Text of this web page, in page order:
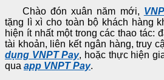
Chào đón xuân năm mới,
tặng lì xì cho toàn bộ khách hàng
hiện ít nhất một trong các thao tác:
tài khoản, liên kết ngân hàng, truy
dụng VNPT Pay, hoặc thực hiện
qua app VNPT Pay.